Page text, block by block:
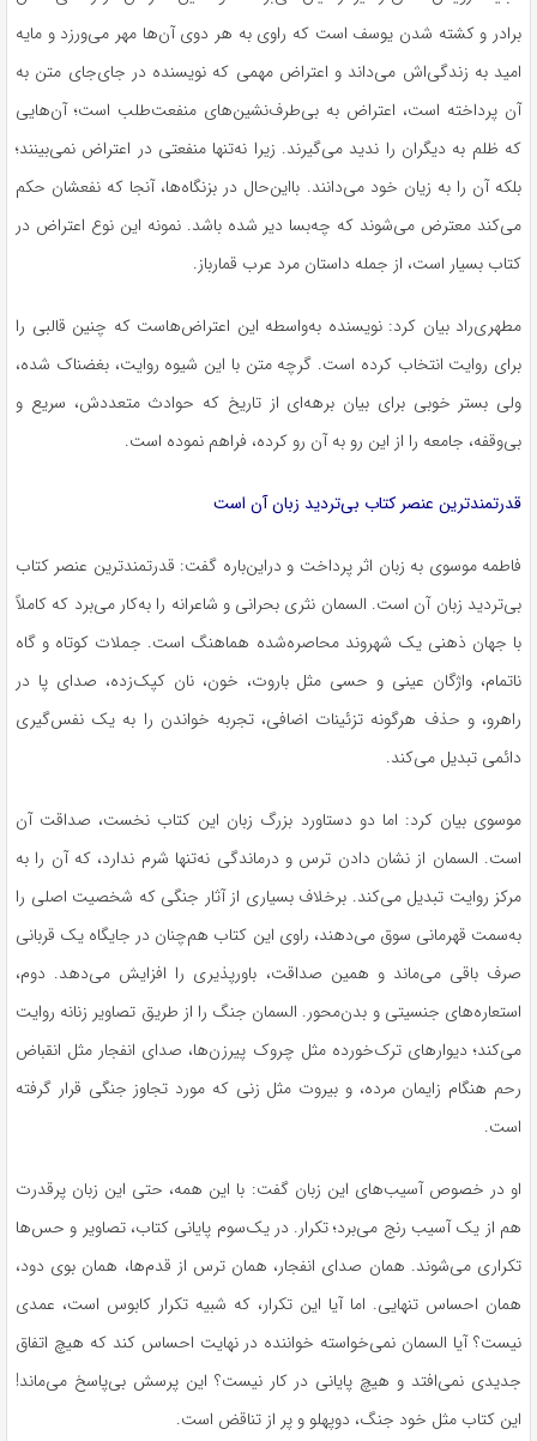
برادر و کشته شدن یوسف است که راوی به هر دوی آن‌ها مهر می‌ورزد و مایه
امید به زندگی‌اش می‌داند و اعتراض مهمی که نویسنده در جای‌جای متن به
آن پرداخته است، اعتراض به بی‌طرف‌نشین‌های منفعت‌طلب است؛ آن‌هایی
که ظلم به دیگران را ندید می‌گیرند. زیرا نه‌تنها منفعتی در اعتراض نمی‌بینند؛
بلکه آن را به زیان خود می‌دانند. بااین‌حال در بزنگاه‌ها، آنجا که نفعشان حکم
می‌کند معترض می‌شوند که چه‌بسا دیر شده باشد. نمونه این نوع اعتراض در
کتاب بسیار است، از جمله داستان مرد عرب قمارباز.
مطهری‌راد بیان کرد: نویسنده به‌واسطه این اعتراض‌هاست که چنین قالبی را
برای روایت انتخاب کرده است. گرچه متن با این شیوه روایت، بغضناک شده،
ولی بستر خوبی برای بیان برهه‌ای از تاریخ که حوادث متعددش، سریع و
بی‌وقفه، جامعه را از این رو به آن رو کرده، فراهم نموده است.
قدرتمندترین عنصر کتاب بی‌تردید زبان آن است
فاطمه موسوی به زبان اثر پرداخت و دراین‌باره گفت: قدرتمندترین عنصر کتاب
بی‌تردید زبان آن است. السمان نثری بحرانی و شاعرانه را به‌کار می‌برد که کاملاً
با جهان ذهنی یک شهروند محاصره‌شده هماهنگ است. جملات کوتاه و گاه
ناتمام، واژگان عینی و حسی مثل باروت، خون، نان کپک‌زده، صدای پا در
راهرو، و حذف هرگونه تزئینات اضافی، تجربه خواندن را به یک نفس‌گیری
دائمی تبدیل می‌کند.
موسوی بیان کرد: اما دو دستاورد بزرگ زبان این کتاب نخست، صداقت آن
است. السمان از نشان دادن ترس و درماندگی نه‌تنها شرم ندارد، که آن را به
مرکز روایت تبدیل می‌کند. برخلاف بسیاری از آثار جنگی که شخصیت اصلی را
به‌سمت قهرمانی سوق می‌دهند، راوی این کتاب هم‌چنان در جایگاه یک قربانی
صرف باقی می‌ماند و همین صداقت، باورپذیری را افزایش می‌دهد. دوم،
استعاره‌های جنسیتی و بدن‌محور. السمان جنگ را از طریق تصاویر زنانه روایت
می‌کند؛ دیوارهای ترک‌خورده مثل چروک پیرزن‌ها، صدای انفجار مثل انقباض
رحم هنگام زایمان مرده، و بیروت مثل زنی که مورد تجاوز جنگی قرار گرفته
است.
او در خصوص آسیب‌های این زبان گفت: با این همه، حتی این زبان پرقدرت
هم از یک آسیب رنج می‌برد؛ تکرار. در یک‌سوم پایانی کتاب، تصاویر و حس‌ها
تکراری می‌شوند. همان صدای انفجار، همان ترس از قدم‌ها، همان بوی دود،
همان احساس تنهایی. اما آیا این تکرار، که شبیه تکرار کابوس است، عمدی
نیست؟ آیا السمان نمی‌خواسته خواننده در نهایت احساس کند که هیچ اتفاق
جدیدی نمی‌افتد و هیچ پایانی در کار نیست؟ این پرسش بی‌پاسخ می‌ماند!
این کتاب مثل خود جنگ، دوپهلو و پر از تناقض است.